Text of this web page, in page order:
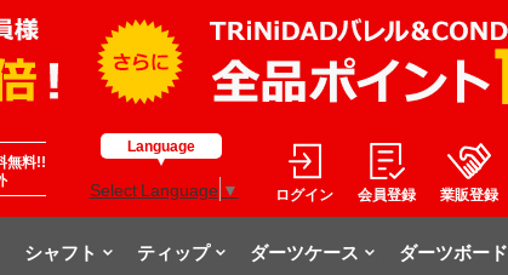
無料!!
Language
Select Language ▼ ログイン 会員登録 業販登録
シャフト ティップ ダーツケース ダーツボード